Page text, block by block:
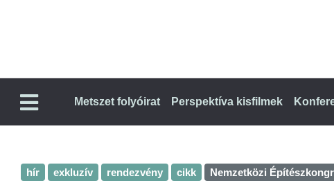
Metszet folyóirat Perspektíva kisfilmek
hír exkluzív rendezvény cikk Nemzetközi